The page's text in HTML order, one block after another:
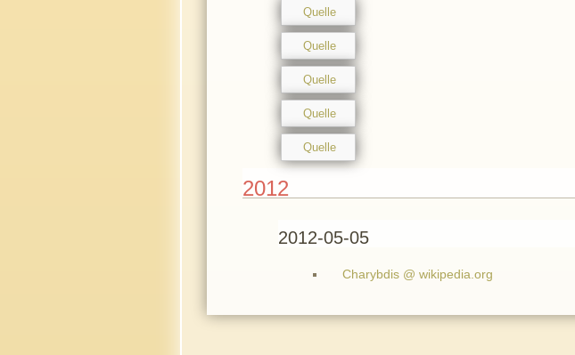
Quelle
Quelle
Quelle
Quelle
Quelle
2012
2012-05-05
Charybdis @ wikipedia.org